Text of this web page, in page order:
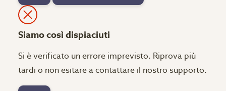
Siamo così dispiaciuti
Si è verificato un errore imprevisto. Riprova più
tardi o non esitare a contattare il nostro supporto.